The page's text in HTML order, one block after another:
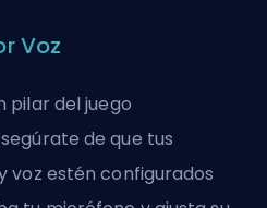
Voz
pilar del juego
de que tus
voz estén configurados